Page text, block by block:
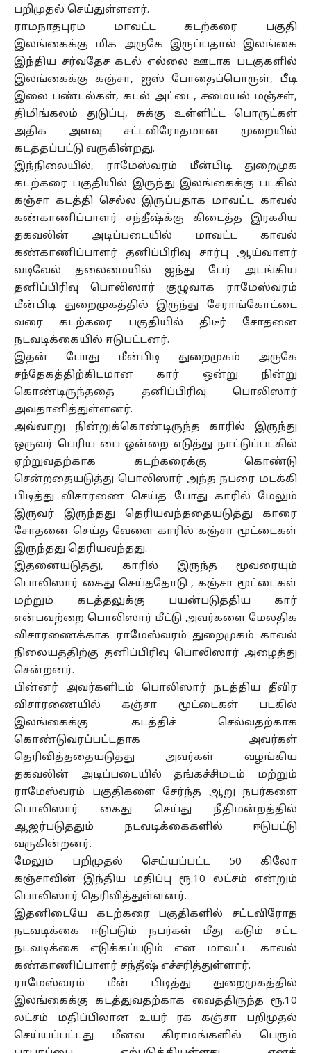
பறிமுதல் செய்துள்ளனர்.
ராமநாதபுரம் மாவட்ட கடற்கரை பகுதி
இலங்கைக்கு மிக அருகே இருப்பதால் இலங்கை
இந்திய சர்வதேச கடல் எல்லை ஊடாக படகுகளில்
இலங்கைக்கு கஞ்சா, ஐஸ் போதைப்பொருள், பீடி
இலை பண்டல்கள், கடல் அட்டை, சமையல் மஞ்சள்,
திமிங்கலம் துடுப்பு, சுக்கு உள்ளிட்ட பொருட்கள்
அதிக அளவு சட்டவிரோதமான முறையில்
கடத்தப்பட்டு வருகின்றது.
இந்நிலையில், ராமேஸ்வரம் மீன்பிடி துறைமுக
கடற்கரை பகுதியில் இருந்து இலங்கைக்கு படகில்
கஞ்சா கடத்தி செல்ல இருப்பதாக மாவட்ட காவல்
கண்காணிப்பாளர் சந்தீஷ்க்கு கிடைத்த இரகசிய
தகவலின் அடிப்படையில் மாவட்ட காவல்
கண்காணிப்பாளர் தனிப்பிரிவு சார்பு ஆய்வாளர்
வடிவேல் தலைமையில் ஐந்து பேர் அடங்கிய
தனிப்பிரிவு பொலிஸார் குழுவாக ராமேஸ்வரம்
மீன்பிடி துறைமுகத்தில் இருந்து சேராங்கோட்டை
வரை கடற்கரை பகுதியில் திடீர் சோதனை
நடவடிக்கையில் ஈடுபட்டனர்.
இதன் போது மீன்பிடி துறைமுகம் அருகே
சந்தேகத்திற்கிடமான கார் ஒன்று நின்று
கொண்டிருந்ததை தனிப்பிரிவு பொலிஸார்
அவதானித்துள்ளனர்.
அவ்வாறு நின்றுக்கொண்டிருந்த காரில் இருந்து
ஒருவர் பெரிய பை ஒன்றை எடுத்து நாட்டுப்படகில்
ஏற்றுவதற்காக கடற்கரைக்கு கொண்டு
சென்றதையடுத்து பொலிஸார் அந்த நபரை மடக்கி
பிடித்து விசாரணை செய்த போது காரில் மேலும்
இருவர் இருந்தது தெரியவந்ததையடுத்து காரை
சோதனை செய்த வேளை காரில் கஞ்சா மூட்டைகள்
இருந்தது தெரியவந்தது.
இதனையடுத்து, காரில் இருந்த மூவரையும்
பொலிஸார் கைது செய்ததோடு , கஞ்சா மூட்டைகள்
மற்றும் கடத்தலுக்கு பயன்படுத்திய கார்
என்பவற்றை பொலிஸார் மீட்டு அவர்களை மேலதிக
விசாரணைக்காக ராமேஸ்வரம் துறைமுகம் காவல்
நிலையத்திற்கு தனிப்பிரிவு பொலிஸார் அழைத்து
சென்றனர்.
பின்னர் அவர்களிடம் பொலிஸார் நடத்திய தீவிர
விசாரணையில் கஞ்சா மூட்டைகள் படகில்
இலங்கைக்கு கடத்திச் செல்வதற்காக
கொண்டுவரப்பட்டதாக அவர்கள்
தெரிவித்ததையடுத்து அவர்கள் வழங்கிய
தகவலின் அடிப்படையில் தங்கச்சிமடம் மற்றும்
ராமேஸ்வரம் பகுதிகளை சேர்ந்த ஆறு நபர்களை
பொலிஸார் கைது செய்து நீதிமன்றத்தில்
ஆஜர்படுத்தும் நடவடிக்கைகளில் ஈடுபட்டு
வருகின்றனர்.
மேலும் பறிமுதல் செய்யப்பட்ட 50 கிலோ
கஞ்சாவின் இந்திய மதிப்பு ரூ.10 லட்சம் என்றும்
பொலிஸார் தெரிவித்துள்ளனர்.
இதனிடையே கடற்கரை பகுதிகளில் சட்டவிரோத
நடவடிக்கை ஈடுபடும் நபர்கள் மீது கடும் சட்ட
நடவடிக்கை எடுக்கப்படும் என மாவட்ட காவல்
கண்காணிப்பாளர் சந்தீஷ் எச்சரித்துள்ளார்.
ராமேஸ்வரம் மீன் பிடித்து துறைமுகத்தில்
இலங்கைக்கு கடத்துவதற்காக வைத்திருந்த ரூ.10
லட்சம் மதிப்பிலான உயர் ரக கஞ்சா பறிமுதல்
செய்யப்பட்டது மீனவ கிராமங்களில் பெரும்